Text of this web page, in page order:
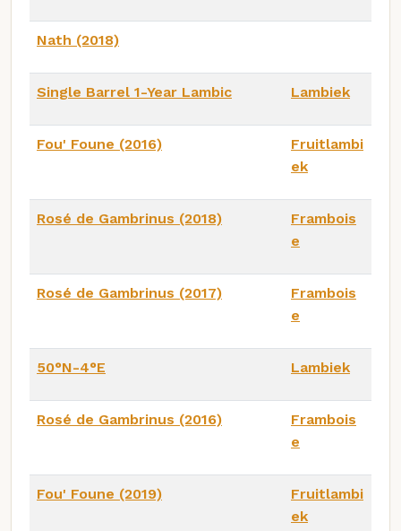
Nath (2018)
Single Barrel 1-Year Lambic Lambiek
Fou' Foune (2016)
Fruitlambi
ek
Rosé de Gambrinus (2018)
Frambois
e
Rosé de Gambrinus (2017)
Frambois
e
50°N-4°E Lambiek
Rosé de Gambrinus (2016)
Frambois
e
Fou' Foune (2019)
Fruitlambi
ek